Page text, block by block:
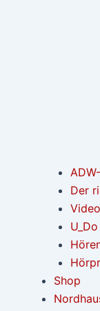
Der
Shop